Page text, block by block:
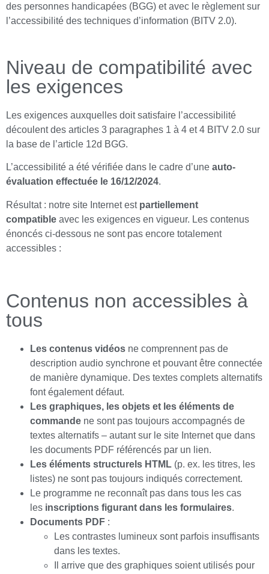
des personnes handicapées (BGG) et avec le règlement sur
l’accessibilité des techniques d’information (BITV 2.0).
Niveau de compatibilité avec
les exigences
Les exigences auxquelles doit satisfaire l’accessibilité
découlent des articles 3 paragraphes 1 à 4 et 4 BITV 2.0 sur
la base de l’article 12d BGG.
L’accessibilité a été vérifiée dans le cadre d’une auto-
évaluation effectuée le 16/12/2024.
Résultat : notre site Internet est partiellement
compatible avec les exigences en vigueur. Les contenus
énoncés ci-dessous ne sont pas encore totalement
accessibles :
Contenus non accessibles à
tous
Les contenus vidéos ne comprennent pas de
description audio synchrone et pouvant être connectée
de manière dynamique. Des textes complets alternatifs
font également défaut.
Les graphiques, les objets et les éléments de
commande ne sont pas toujours accompagnés de
textes alternatifs – autant sur le site Internet que dans
les documents PDF référencés par un lien.
Les éléments structurels HTML (p. ex. les titres, les
listes) ne sont pas toujours indiqués correctement.
Le programme ne reconnaît pas dans tous les cas
les inscriptions figurant dans les formulaires.
Documents PDF :
Les contrastes lumineux sont parfois insuffisants
dans les textes.
Il arrive que des graphiques soient utilisés pour